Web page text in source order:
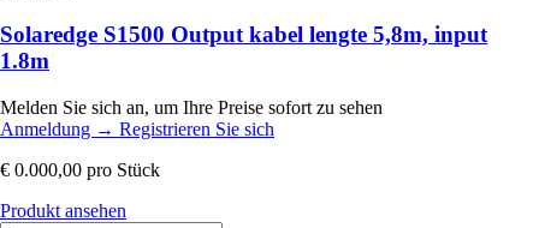
Solaredge S1500 Output kabel lengte 5,8m, input
1.8m
Melden Sie sich an, um Ihre Preise sofort zu sehen
Anmeldung → Registrieren Sie sich
€ 0.000,00 pro Stück
Produkt ansehen